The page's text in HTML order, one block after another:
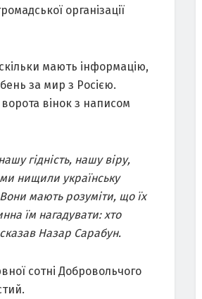
організації
мають інформацію,
за мир з Росією.
вінок з написом
гідність, нашу віру,
нищили українську
мають розуміти, що їх
їм нагадувати: хто
Назар Сарабун.
сотні Добровольчого